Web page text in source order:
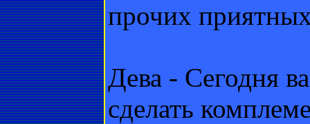
прочих
Дева - Сегодня
сделать